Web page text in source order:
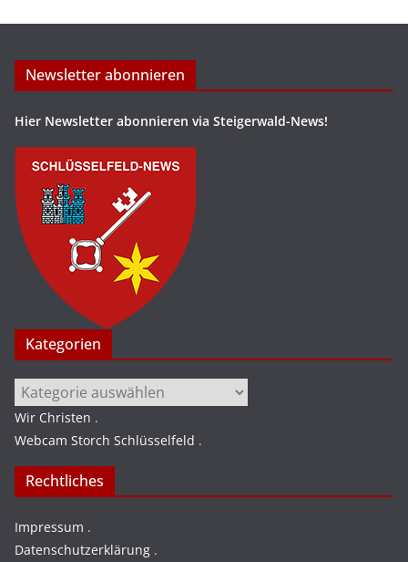
Newsletter abonnieren
Hier Newsletter abonnieren via Steigerwald-News!
Kategorien
Kategorien
Wir Christen .
Webcam Storch Schlüsselfeld .
Rechtliches
Impressum .
Datenschutzerklärung .